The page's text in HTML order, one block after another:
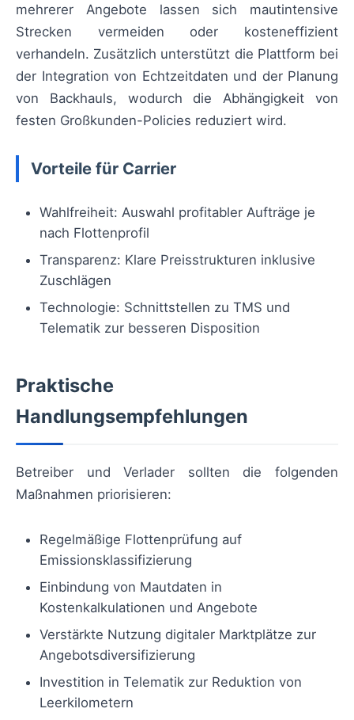
mehrerer Angebote lassen sich mautintensive
Strecken vermeiden oder kosteneffizient
verhandeln. Zusätzlich unterstützt die Plattform bei
der Integration von Echtzeitdaten und der Planung
von Backhauls, wodurch die Abhängigkeit von
festen Großkunden-Policies reduziert wird.
Vorteile für Carrier
Wahlfreiheit: Auswahl profitabler Aufträge je
nach Flottenprofil
Transparenz: Klare Preisstrukturen inklusive
Zuschlägen
Technologie: Schnittstellen zu TMS und
Telematik zur besseren Disposition
Praktische
Handlungsempfehlungen
Betreiber und Verlader sollten die folgenden
Maßnahmen priorisieren:
Regelmäßige Flottenprüfung auf
Emissionsklassifizierung
Einbindung von Mautdaten in
Kostenkalkulationen und Angebote
Verstärkte Nutzung digitaler Marktplätze zur
Angebotsdiversifizierung
Investition in Telematik zur Reduktion von
Leerkilometern